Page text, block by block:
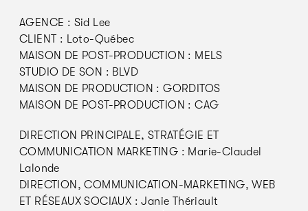
AGENCE : Sid Lee
CLIENT : Loto-Québec
MAISON DE POST-PRODUCTION : MELS
STUDIO DE SON : BLVD
MAISON DE PRODUCTION : GORDITOS
MAISON DE POST-PRODUCTION : CAG
DIRECTION PRINCIPALE, STRATÉGIE ET
COMMUNICATION MARKETING : Marie-Claudel
Lalonde
DIRECTION, COMMUNICATION-MARKETING, WEB
ET RÉSEAUX SOCIAUX : Janie Thériault